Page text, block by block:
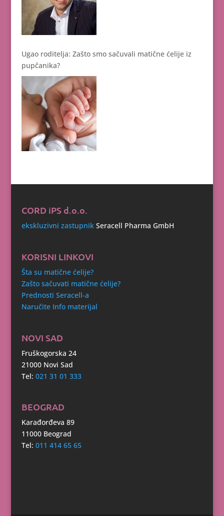
Ugao roditelja: Zašto smo sačuvali matične ćelije iz
pupčanika?
CORD iPS d.o.o.
ekskluzivni zastupnik Seracell Pharma GmbH
KORISNI LINKOVI
Šta su matične ćelije?
Zašto sačuvati matične ćelije?
Prednosti Seracell-a
Naručite Info materijal
NOVI SAD
Fruškogorska 24
21000 Novi Sad
Tel: 021 31 01 333
BEOGRAD
Karađorđeva 89
11000 Beograd
Tel: 011 414 65 65